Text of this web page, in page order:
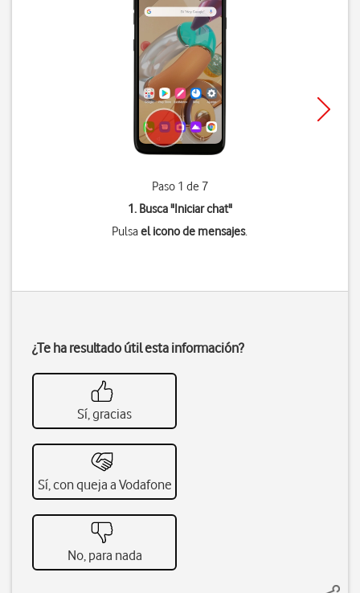
Paso 1 de 7
1. Busca "Iniciar chat"
Pulsael icono de mensajes.
¿Te ha resultado útil esta información?
Sí, gracias
Sí, con queja a Vodafone
No, para nada